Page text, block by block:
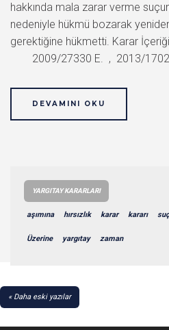
hakkında mala zarar verme
nedeniyle hükmü bozarak yeniden
gerektiğine hükmetti. Karar
2009/27330 E. , 2013/1702
DEVAMINI OKU
YARGITAY KARARLARI
aşımına hırsızlık karar kararı suç
Üzerine yargıtay zaman
YAZI
Daha eski yazılar